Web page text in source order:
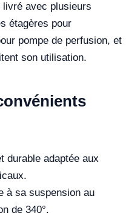
livré avec plusieurs
étagères pour
pompe de perfusion, et
son utilisation.
durable adaptée aux
à sa suspension au
de 340°.